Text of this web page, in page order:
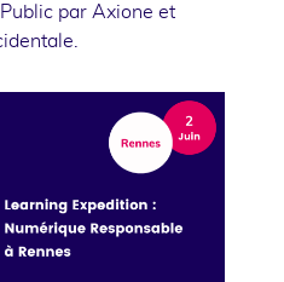
par Axione et